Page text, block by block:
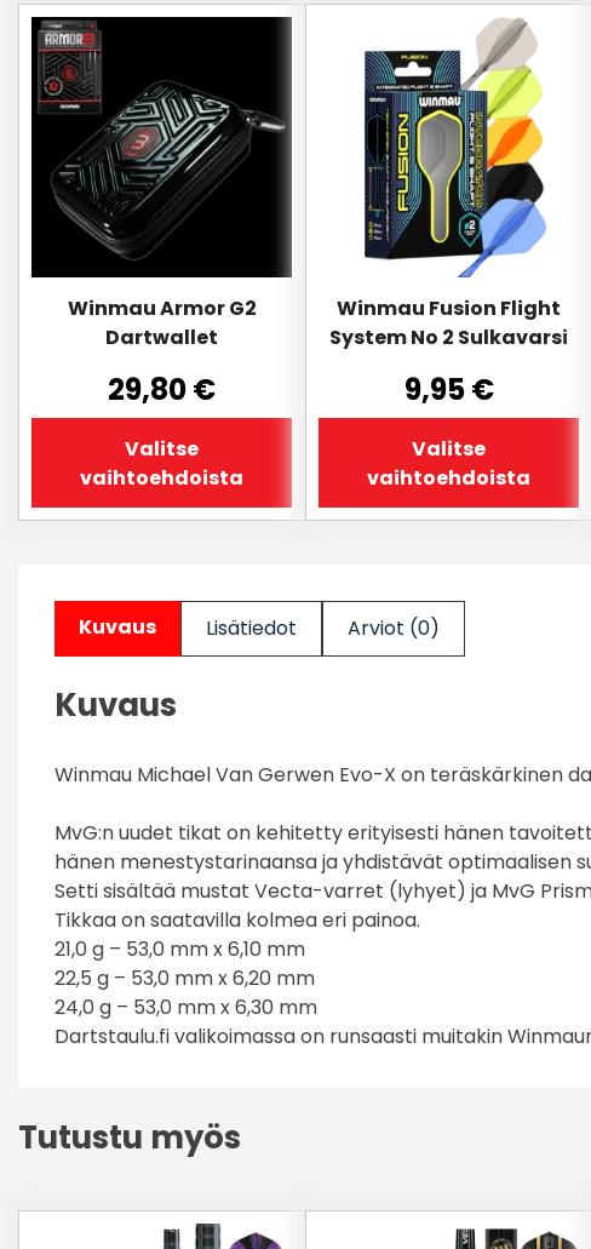
Winmau Armor G2
Dartwallet
29,80€
Valitse
vaihtoehdoista
Tällä
tuotteella
on
useampi
muunnelma.
Voit
tehdä
valinnat
Winmau Fusion Flight
System No 2 Sulkavarsi
9,95€
Valitse
vaihtoehdoista
tuotteella
useampi
muunnelma.
tehdä
valinnat
tuotteen
Kuvaus Lisätiedot Arviot (0)
Kuvaus
Winmau Michael Van Gerwen Evo-X on teräskärkinen
MvG:n uudet tikat on kehitetty erityisesti hänen
hänen menestystarinaansa ja yhdistävät optimaalisen
Setti sisältää mustat Vecta-varret (lyhyet) ja MvG
Tikkaa on saatavilla kolmea eri painoa.
21,0 g – 53,0 mm x 6,10 mm
22,5 g – 53,0 mm x 6,20 mm
24,0 g – 53,0 mm x 6,30 mm
Dartstaulu.fi valikoimassa on runsaasti muitakin
Tutustu myös